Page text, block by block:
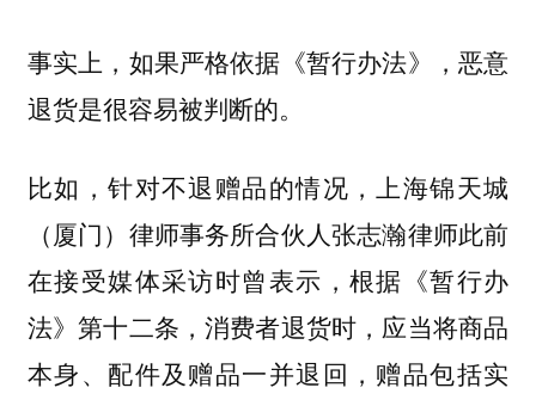
事实上，如果严格依据《暂行办法》，恶意
退货是很容易被判断的。
比如，针对不退赠品的情况，上海锦天城
（厦门）律师事务所合伙人张志瀚律师此前
在接受媒体采访时曾表示，根据《暂行办
法》第十二条，消费者退货时，应当将商品
本身、配件及赠品一并退回，赠品包括实